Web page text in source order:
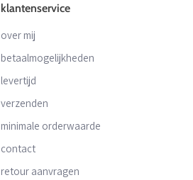
klantenservice
over mij
betaalmogelijkheden
levertijd
verzenden
minimale orderwaarde
contact
retour aanvragen